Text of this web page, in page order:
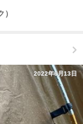
2022年6月13日